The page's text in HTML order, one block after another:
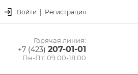
Войти | Регистрация
Горячая линия:
+7 (423) 207-01-01
Пн-Пт: 09.00-18.00